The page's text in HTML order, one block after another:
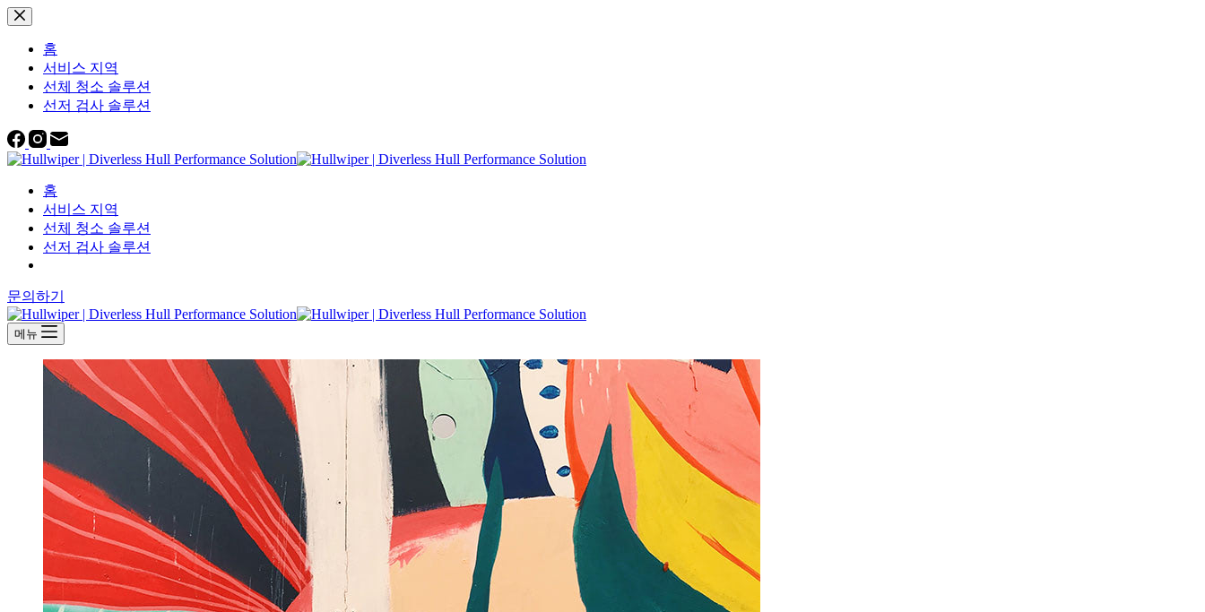
본
뛰
기
홈
서비스 지역
선체 청소 솔루션
선저 검사 솔루션
홈
서비스 지역
선체 청소 솔루션
선저 검사 솔루션
문의하기
메뉴